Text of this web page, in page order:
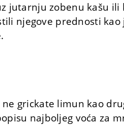
jutarnju zobenu kašu
njegove prednosti kao
ne grickate limun kao
najboljeg voća za